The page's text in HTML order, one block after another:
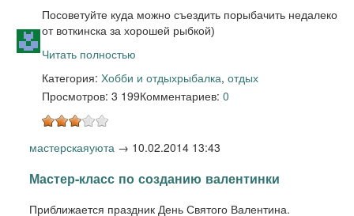
Посоветуйте куда можно съездить порыбачить недалеко
от воткинска за хорошей рыбкой)
Читать полностью
Категория: Хобби и отдыхрыбалка, отдых
Просмотров: 3 199Комментариев: 0
мастерскаяуюта → 10.02.2014 13:43
Мастер-класс по созданию валентинки
Приближается праздник День Святого Валентина.